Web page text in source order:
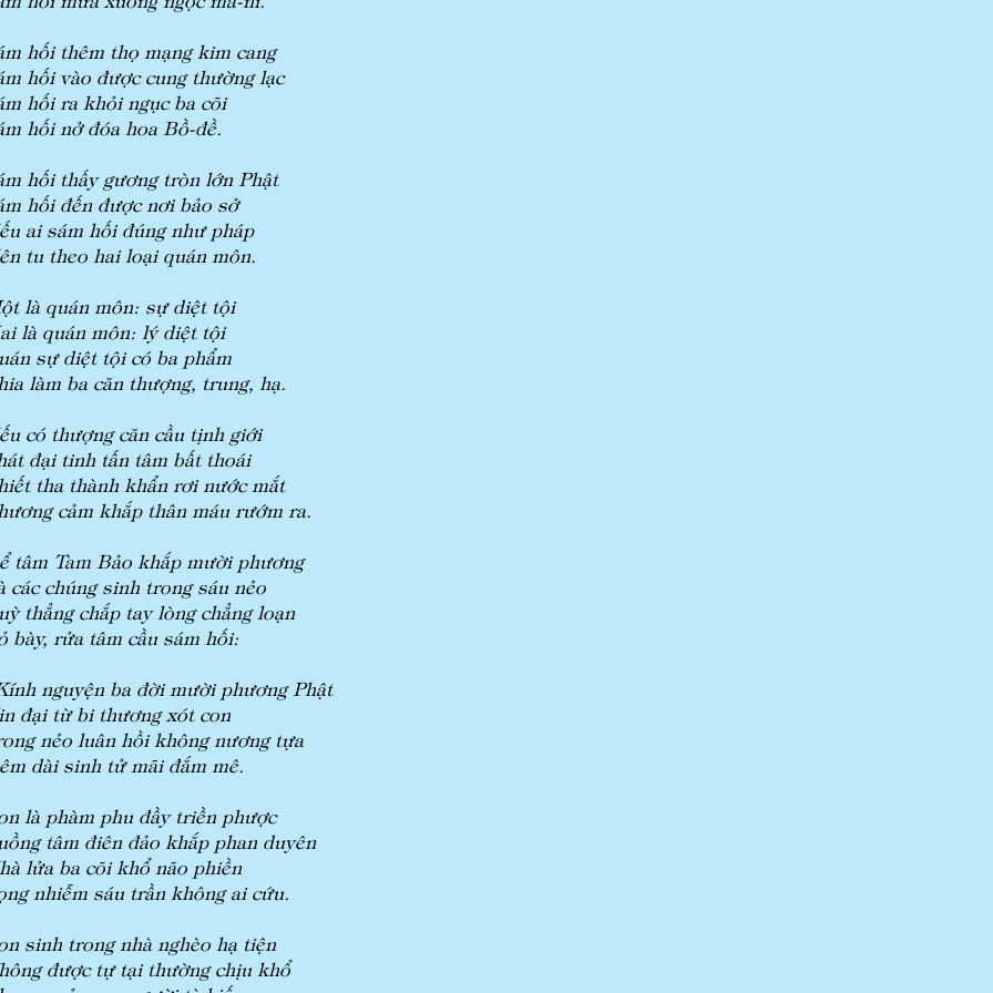
hối thêm thọ mạng kim cang
hối vào được cung thường lạc
hối ra khỏi ngục ba cõi
hối nở đóa hoa Bồ-đề.
hối thấy gương tròn lớn Phật
hối đến được nơi bảo sở
ai sám hối đúng như pháp
tu theo hai loại quán môn.
là quán môn: sự diệt tội
là quán môn: lý diệt tội
sự diệt tội có ba phẩm
làm ba căn thượng, trung, hạ.
có thượng căn cầu tịnh giới
đại tinh tấn tâm bất thoái
tha thành khẩn rơi nước mắt
cảm khắp thân máu rướm ra.
tâm Tam Bảo khắp mười phương
các chúng sinh trong sáu nẻo
thẳng chắp tay lòng chẳng loạn
bày, rửa tâm cầu sám hối:
nguyện ba đời mười phương Phật
đại từ bi thương xót con
nẻo luân hồi không nương tựa
dài sinh tử mãi đắm mê.
là phàm phu đầy triền phược
tâm điên đảo khắp phan duyên
lửa ba cõi khổ não phiền
nhiễm sáu trần không ai cứu.
sinh trong nhà nghèo hạ tiện
được tự tại thường chịu khổ